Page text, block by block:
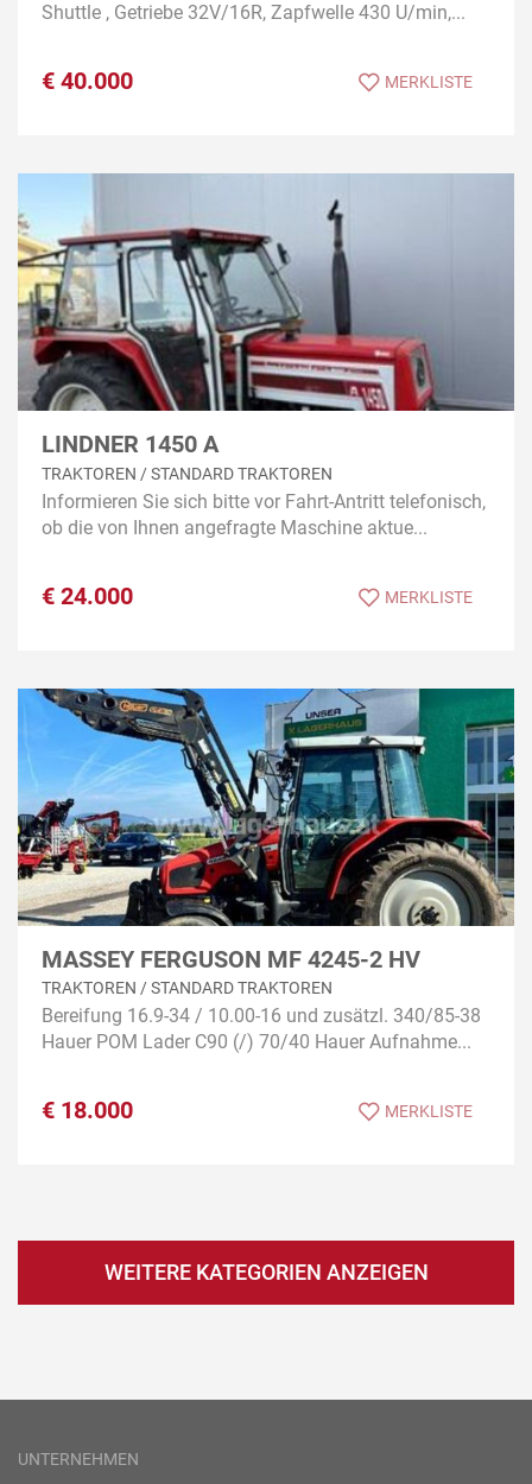
Shuttle , Getriebe 32V/16R, Zapfwelle 430 U/min,...
€ 40.000 MERKLISTE
LINDNER 1450 A
TRAKTOREN / STANDARD TRAKTOREN
Informieren Sie sich bitte vor Fahrt-Antritt telefonisch,
ob die von Ihnen angefragte Maschine aktue...
€ 24.000 MERKLISTE
MASSEY FERGUSON MF 4245-2 HV
TRAKTOREN / STANDARD TRAKTOREN
Bereifung 16.9-34 / 10.00-16 und zusätzl. 340/85-38
Hauer POM Lader C90 (/) 70/40 Hauer Aufnahme...
€ 18.000 MERKLISTE
WEITERE KATEGORIEN ANZEIGEN
UNTERNEHMEN